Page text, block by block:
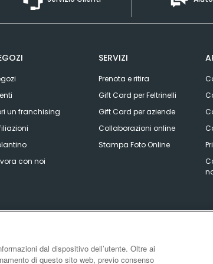
un franchising
con noi
SERVIZI
Prenota e ritira
Gift Card per Feltrinelli
Gift Card per aziende
Collaborazioni online
Stampa Foto Online
dal dispositivo dell’utente. Oltre ai
di questo sito web, previo consenso